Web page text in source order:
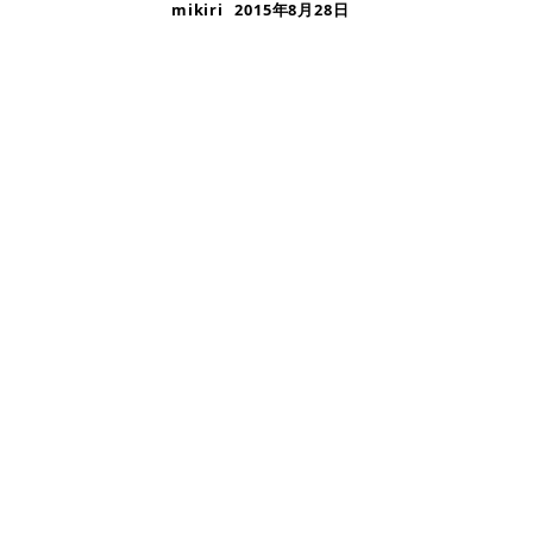
mikiri 2015年8月28日